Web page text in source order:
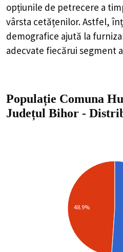
opțiunile de petrecere a
vârsta cetățenilor. Astfel,
demografice ajută la
adecvate fiecărui segment
Populație Comuna
Județul Bihor -
48.9%